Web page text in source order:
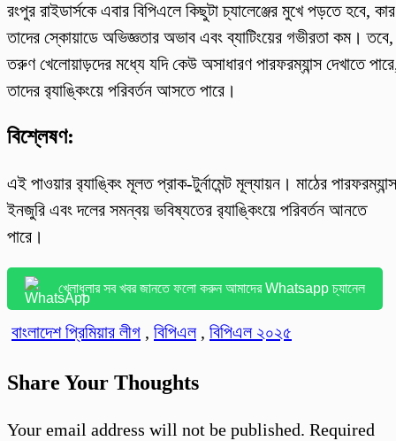
রংপুর রাইডার্সকে এবার বিপিএলে কিছুটা চ্যালেঞ্জের মুখে পড়তে হবে,
তাদের স্কোয়াডে অভিজ্ঞতার অভাব এবং ব্যাটিংয়ের গভীরতা কম। তবে,
তরুণ খেলোয়াড়দের মধ্যে যদি কেউ অসাধারণ পারফরম্যান্স দেখাতে
তাদের র‌্যাঙ্কিংয়ে পরিবর্তন আসতে পারে।
বিশ্লেষণ:
এই পাওয়ার র‌্যাঙ্কিং মূলত প্রাক-টুর্নামেন্ট মূল্যায়ন। মাঠের
ইনজুরি এবং দলের সমন্বয় ভবিষ্যতের র‌্যাঙ্কিংয়ে পরিবর্তন আনতে
পারে।
খেলাধুলার সব খবর জানতে ফলো করুন আমাদের Whatsapp চ্যানেল
বাংলাদেশ প্রিমিয়ার লীগ , বিপিএল, বিপিএল ২০২৫
Share Your Thoughts
Your email address will not be published. Required